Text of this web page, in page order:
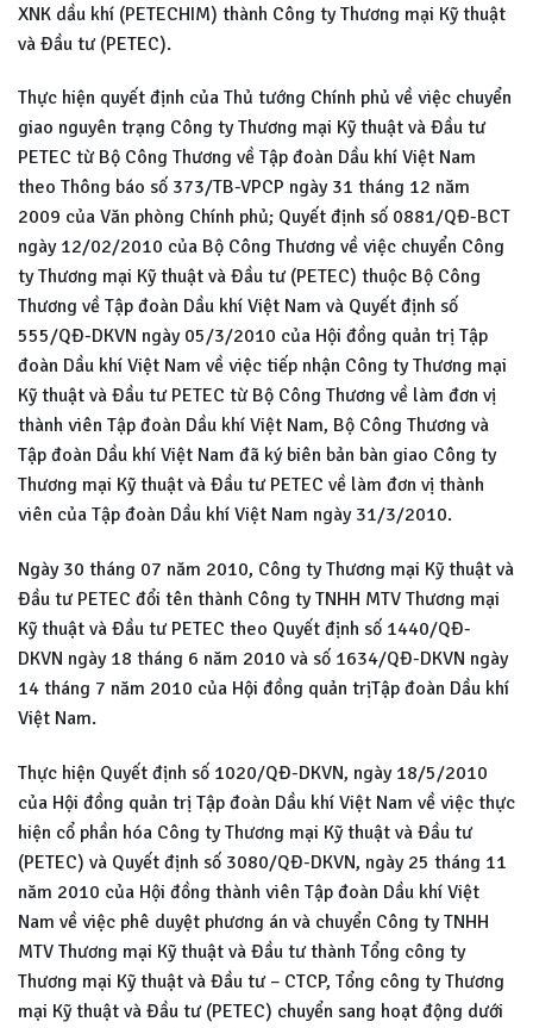
XNK dầu khí (PETECHIM) thành Công ty Thương mại Kỹ thuật
và Đầu tư (PETEC).
Thực hiện quyết định của Thủ tướng Chính phủ về việc chuyển
giao nguyên trạng Công ty Thương mại Kỹ thuật và Đầu tư
PETEC từ Bộ Công Thương về Tập đoàn Dầu khí Việt Nam
theo Thông báo số 373/TB-VPCP ngày 31 tháng 12 năm
2009 của Văn phòng Chính phủ; Quyết định số 0881/QĐ-BCT
ngày 12/02/2010 của Bộ Công Thương về việc chuyển Công
ty Thương mại Kỹ thuật và Đầu tư (PETEC) thuộc Bộ Công
Thương về Tập đoàn Dầu khí Việt Nam và Quyết định số
555/QĐ-DKVN ngày 05/3/2010 của Hội đồng quản trị Tập
đoàn Dầu khí Việt Nam về việc tiếp nhận Công ty Thương mại
Kỹ thuật và Đầu tư PETEC từ Bộ Công Thương về làm đơn vị
thành viên Tập đoàn Dầu khí Việt Nam, Bộ Công Thương và
Tập đoàn Dầu khí Việt Nam đã ký biên bản bàn giao Công ty
Thương mại Kỹ thuật và Đầu tư PETEC về làm đơn vị thành
viên của Tập đoàn Dầu khí Việt Nam ngày 31/3/2010.
Ngày 30 tháng 07 năm 2010, Công ty Thương mại Kỹ thuật và
Đầu tư PETEC đổi tên thành Công ty TNHH MTV Thương mại
Kỹ thuật và Đầu tư PETEC theo Quyết định số 1440/QĐ-
DKVN ngày 18 tháng 6 năm 2010 và số 1634/QĐ-DKVN ngày
14 tháng 7 năm 2010 của Hội đồng quản trịTập đoàn Dầu khí
Việt Nam.
Thực hiện Quyết định số 1020/QĐ-DKVN, ngày 18/5/2010
của Hội đồng quản trị Tập đoàn Dầu khí Việt Nam về việc thực
hiện cổ phần hóa Công ty Thương mại Kỹ thuật và Đầu tư
(PETEC) và Quyết định số 3080/QĐ-DKVN, ngày 25 tháng 11
năm 2010 của Hội đồng thành viên Tập đoàn Dầu khí Việt
Nam về việc phê duyệt phương án và chuyển Công ty TNHH
MTV Thương mại Kỹ thuật và Đầu tư thành Tổng công ty
Thương mại Kỹ thuật và Đầu tư – CTCP, Tổng công ty Thương
mại Kỹ thuật và Đầu tư (PETEC) chuyển sang hoạt động dưới